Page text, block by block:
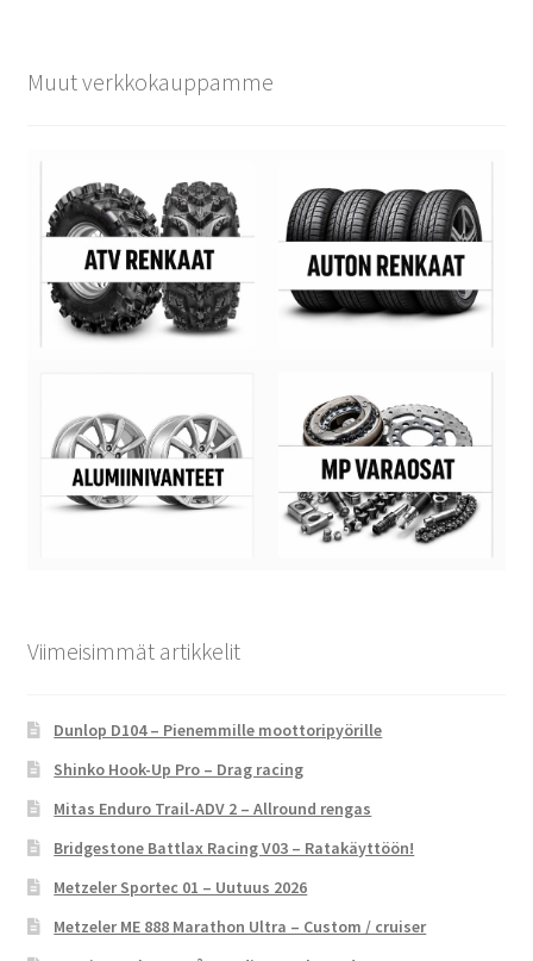
Muut verkkokauppamme
Viimeisimmät artikkelit
Dunlop D104 – Pienemmille moottoripyörille
Shinko Hook-Up Pro – Drag racing
Mitas Enduro Trail-ADV 2 – Allround rengas
Bridgestone Battlax Racing V03 – Ratakäyttöön!
Metzeler Sportec 01 – Uutuus 2026
Metzeler ME 888 Marathon Ultra – Custom / cruiser